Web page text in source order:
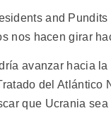
and
nos hacen girar
avanzar hacia
del Atlántico
que Ucrania